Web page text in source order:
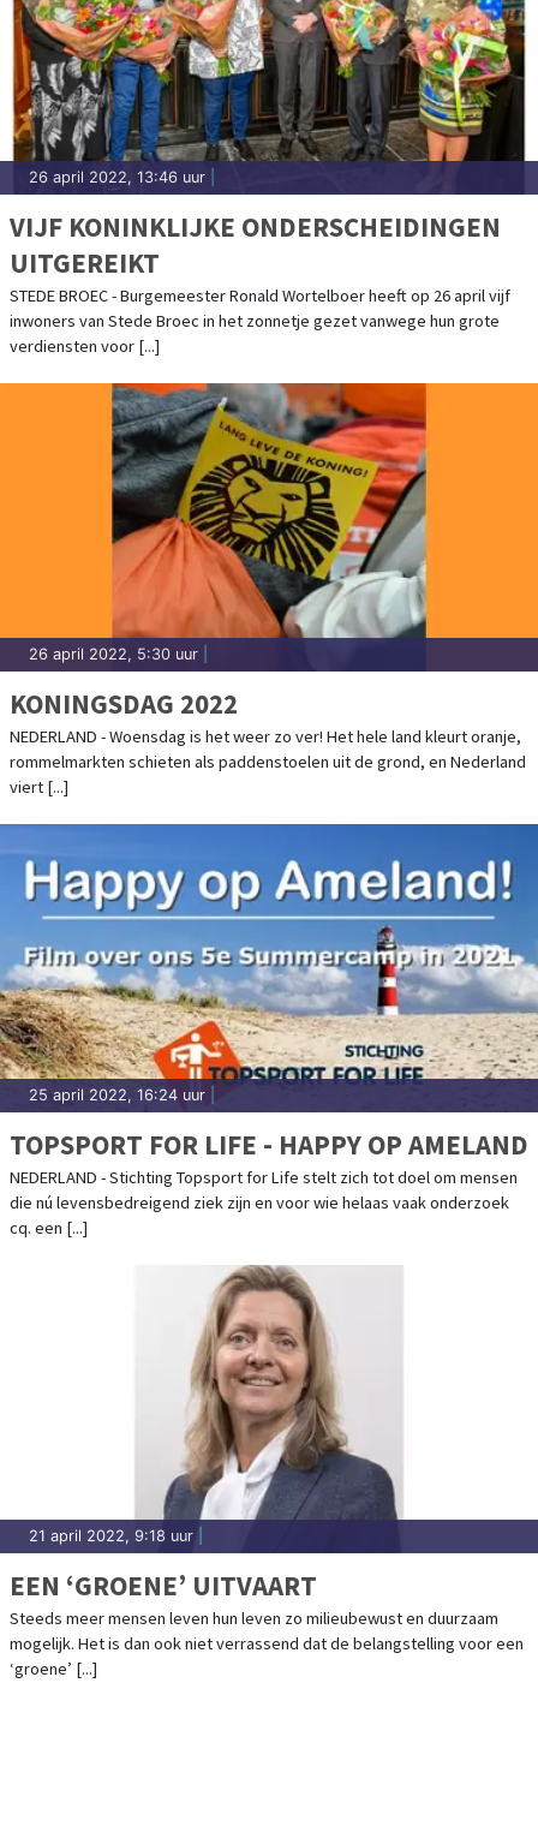
26 april 2022, 13:46 uur
VIJF KONINKLIJKE ONDERSCHEIDINGEN
UITGEREIKT
STEDE BROEC - Burgemeester Ronald Wortelboer heeft op 26 april vijf
inwoners van Stede Broec in het zonnetje gezet vanwege hun grote
verdiensten voor [...]
26 april 2022, 5:30 uur
KONINGSDAG 2022
NEDERLAND - Woensdag is het weer zo ver! Het hele land kleurt oranje,
rommelmarkten schieten als paddenstoelen uit de grond, en Nederland
viert [...]
25 april 2022, 16:24 uur
TOPSPORT FOR LIFE - HAPPY OP AMELAND
NEDERLAND - Stichting Topsport for Life stelt zich tot doel om mensen
die nú levensbedreigend ziek zijn en voor wie helaas vaak onderzoek
cq. een [...]
21 april 2022, 9:18 uur
EEN ‘GROENE’ UITVAART
Steeds meer mensen leven hun leven zo milieubewust en duurzaam
mogelijk. Het is dan ook niet verrassend dat de belangstelling voor een
‘groene’ [...]